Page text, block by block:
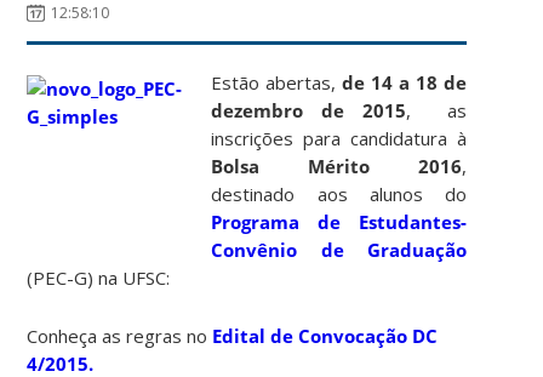
12:58:10
Estão abertas,de 14 a 18 de
dezembro de 2015, as
inscrições para candidatura à
Bolsa Mérito 2016,
destinado aos alunos do
Programa de Estudantes-
Convênio de Graduação
(PEC-G) na UFSC:
Conheça as regras no Edital de Convocação DC
4/2015.